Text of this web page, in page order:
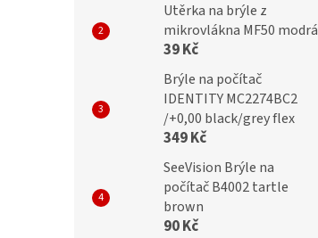
Utěrka na brýle z
mikrovlákna MF50 modrá
39 Kč
Brýle na počítač
IDENTITY MC2274BC2
/+0,00 black/grey flex
349 Kč
SeeVision Brýle na
počítač B4002 tartle
brown
90 Kč